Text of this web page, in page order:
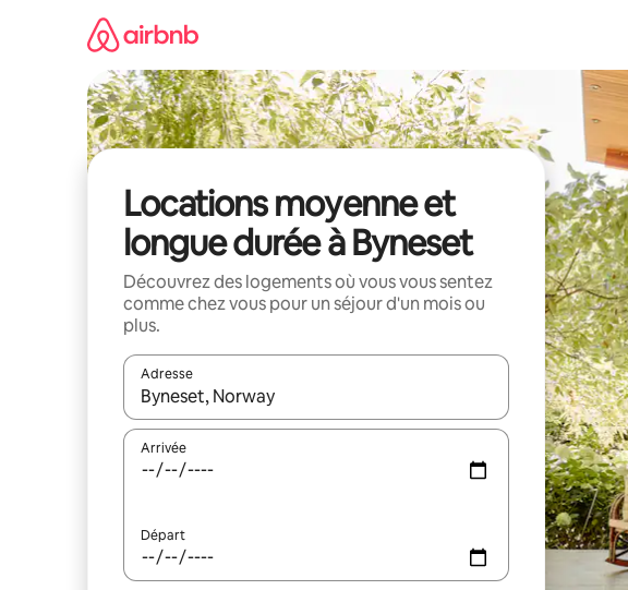
Locations moyenne et
longue durée à Byneset
Découvrez des logements où vous vous sentez
comme chez vous pour un séjour d'un mois ou
plus.
Adresse
Lorsque les résultats s'affichent, utilisez les flèches vers le haut et
Arrivée
Départ